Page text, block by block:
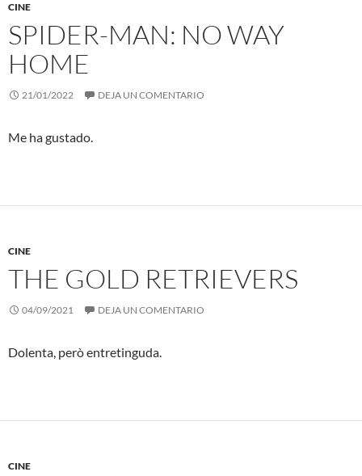
CINE
SPIDER-MAN: NO WAY
HOME
21/01/2022 DEJA UN COMENTARIO
Me ha gustado.
CINE
THE GOLD RETRIEVERS
04/09/2021 DEJA UN COMENTARIO
Dolenta, però entretinguda.
CINE